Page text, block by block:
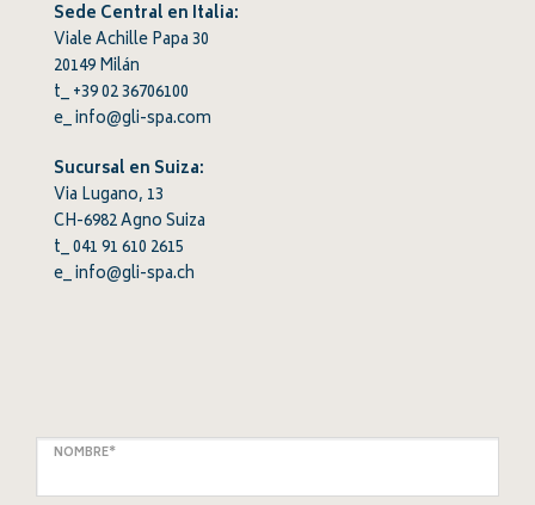
Sede Central en Italia:
Viale Achille Papa 30
20149 Milán
t_ +39 02 36706100
e_info@gli-spa.com
Sucursal en Suiza:
Via Lugano, 13
CH-6982 Agno Suiza
t_041 91 610 2615
e_info@gli-spa.ch
NOMBRE*